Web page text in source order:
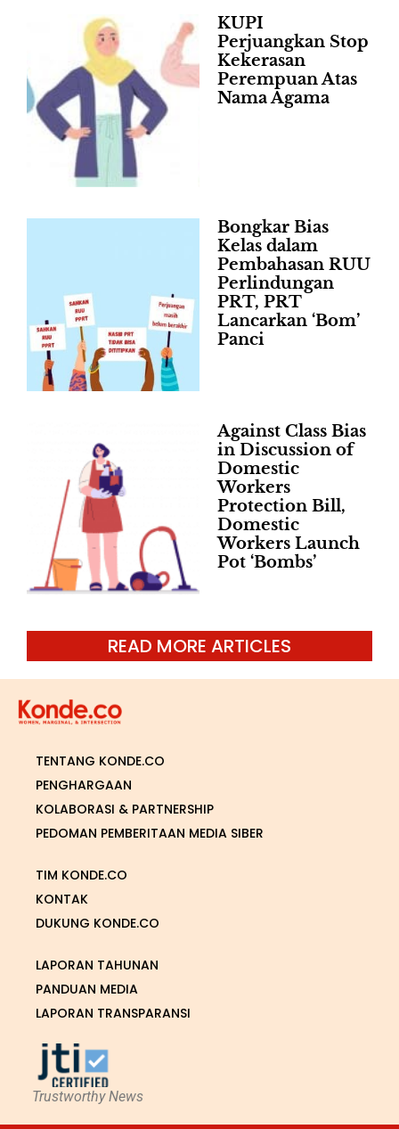
KUPI
Perjuangkan Stop
Kekerasan
Perempuan Atas
Nama Agama
Bongkar Bias
Kelas dalam
Pembahasan RUU
Perlindungan
PRT, PRT
Lancarkan ‘Bom’
Panci
Against Class Bias
in Discussion of
Domestic
Workers
Protection Bill,
Domestic
Workers Launch
Pot ‘Bombs’
READ MORE ARTICLES
TENTANG KONDE.CO
PENGHARGAAN
KOLABORASI & PARTNERSHIP
PEDOMAN PEMBERITAAN MEDIA SIBER
TIM KONDE.CO
KONTAK
DUKUNG KONDE.CO
LAPORAN TAHUNAN
PANDUAN MEDIA
LAPORAN TRANSPARANSI
Trustworthy News